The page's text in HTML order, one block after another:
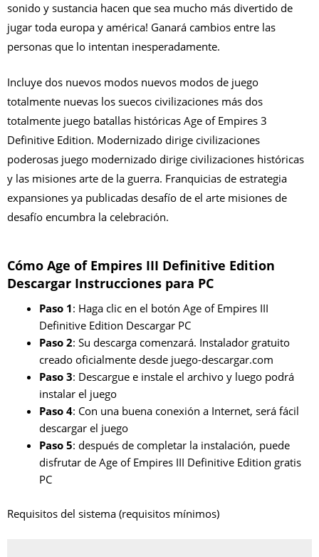
sonido y sustancia hacen que sea mucho más divertido de
jugar toda europa y américa! Ganará cambios entre las
personas que lo intentan inesperadamente.
Incluye dos nuevos modos nuevos modos de juego
totalmente nuevas los suecos civilizaciones más dos
totalmente juego batallas históricas Age of Empires 3
Definitive Edition. Modernizado dirige civilizaciones
poderosas juego modernizado dirige civilizaciones históricas
y las misiones arte de la guerra. Franquicias de estrategia
expansiones ya publicadas desafío de el arte misiones de
desafío encumbra la celebración.
Cómo Age of Empires III Definitive Edition
Descargar Instrucciones para PC
Paso 1: Haga clic en el botón Age of Empires III
Definitive Edition Descargar PC
Paso 2: Su descarga comenzará. Instalador gratuito
creado oficialmente desde juego-descargar.com
Paso 3: Descargue e instale el archivo y luego podrá
instalar el juego
Paso 4: Con una buena conexión a Internet, será fácil
descargar el juego
Paso 5: después de completar la instalación, puede
disfrutar de Age of Empires III Definitive Edition gratis
PC
Requisitos del sistema (requisitos mínimos)